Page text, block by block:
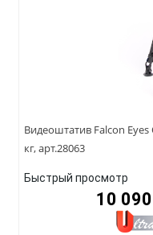
Видеоштатив Falcon Eyes
кг, арт.28063
Быстрый просмотр
10